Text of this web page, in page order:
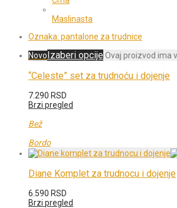
Maslinasta
Oznaka: pantalone za trudnice
NovoIzaberi opcije Ovaj proizvod ima
“Celeste” set za trudnoću i dojenje
7.290 RSD
Brzi pregled
Bež
Bordo
Diane Komplet za trudnocu i dojenje
6.590 RSD
Brzi pregled